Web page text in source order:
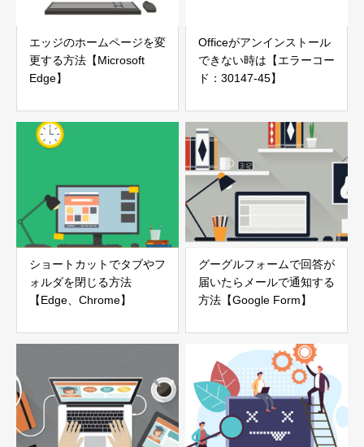
エッジのホームページを変
更する方法【Microsoft
Edge】
Officeがアンインストール
できない時は【エラーコー
ド：30147-45】
ショートカットでタブやフ
ォルダを閉じる方法
【Edge、Chrome】
グーグルフォームで回答が
届いたらメールで通知する
方法【Google Form】